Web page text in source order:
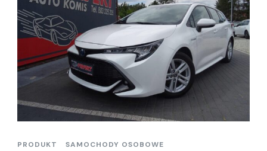
PRODUKT SAMOCHODY OSOBOWE